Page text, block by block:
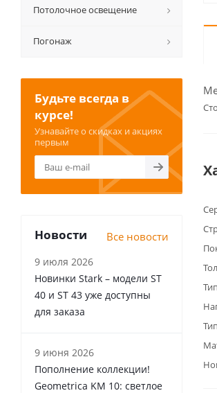
Потолочное освещение
Погонаж
Будьте всегда в
курсе!
Узнавайте о скидках и акциях
первым
Новости Все новости
9 июля 2026
Новинки Stark – модели ST
40 и ST 43 уже доступны
для заказа
9 июня 2026
Пополнение коллекции!
Geometrica KM 10: светлое